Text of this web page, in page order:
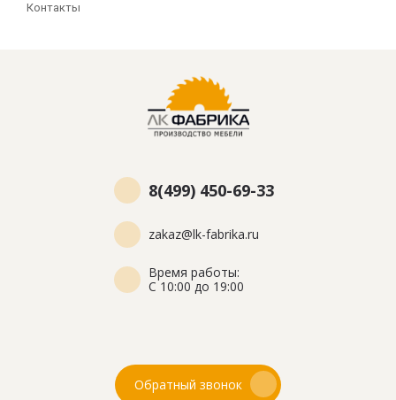
Контакты
8(499) 450-69-33
zakaz@lk-fabrika.ru
Время работы:
С 10:00 до 19:00
Обратный звонок